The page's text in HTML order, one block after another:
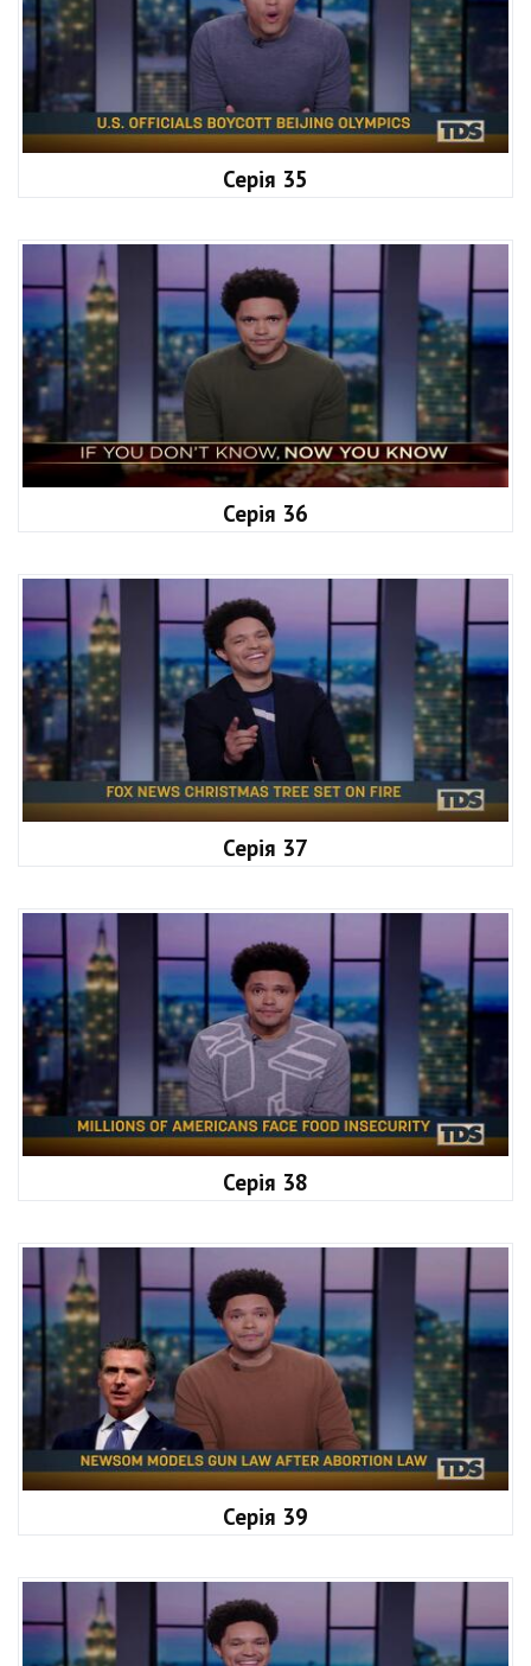
Серія 35
Серія 36
Серія 37
Серія 38
Серія 39